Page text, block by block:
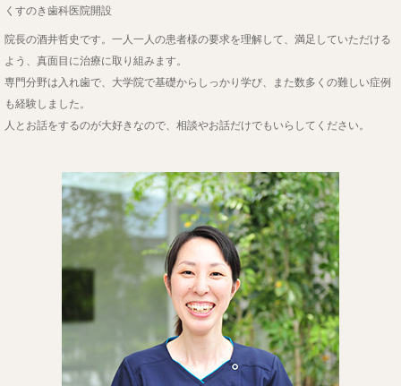
くすのき歯科医院開設
院長の酒井哲史です。一人一人の患者様の要求を理解して、満足していただける
よう、真面目に治療に取り組みます。
専門分野は入れ歯で、大学院で基礎からしっかり学び、また数多くの難しい症例
も経験しました。
人とお話をするのが大好きなので、相談やお話だけでもいらしてください。